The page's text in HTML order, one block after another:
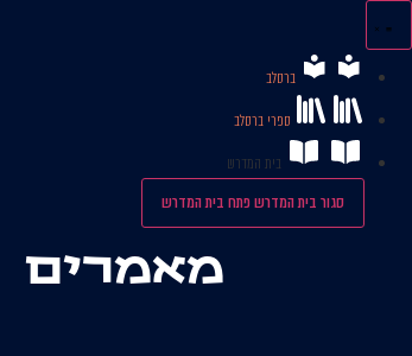
לתוכן
ברסלב
ספרי ברסלב
בית המדרש
סגור בית המדרשפתח בית המדרש
מאמרים